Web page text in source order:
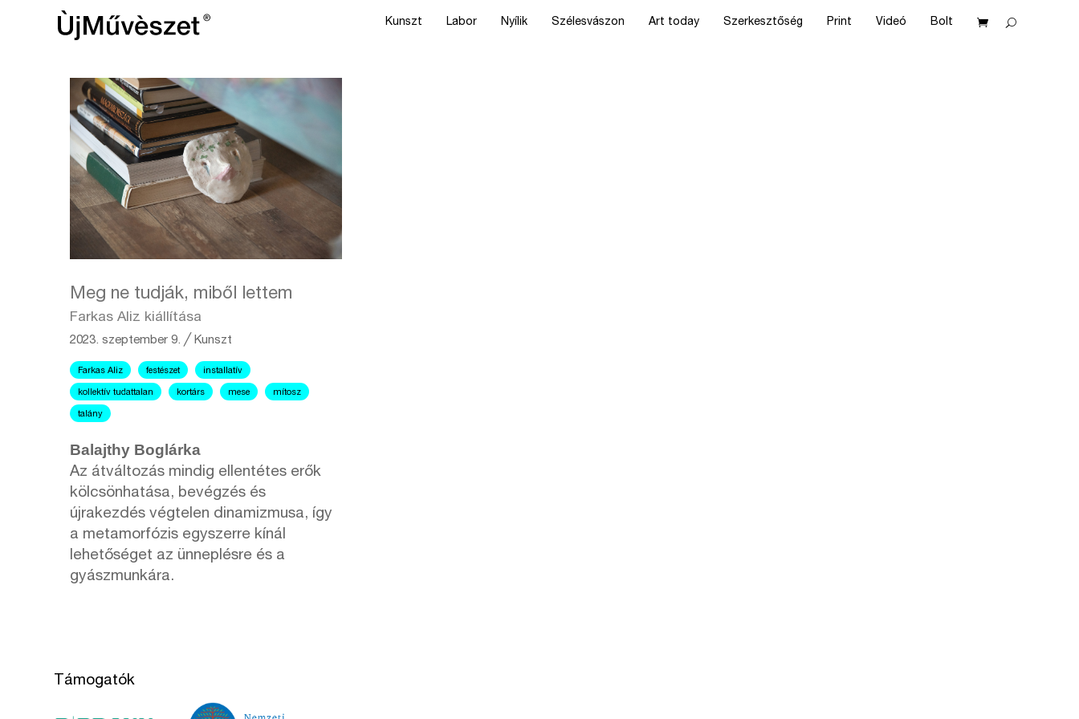
Kunszt Labor Nyílik Szélesvászon Art today Szerkesztőség Print Videó Bolt
Meg ne tudják, miből lettem
Farkas Aliz kiállítása
2023. szeptember 9. ╱Kunszt
Farkas Aliz festészet installatív
kollektív tudattalan kortárs mese mítosz
talány
Balajthy Boglárka
Az átváltozás mindig ellentétes erők
kölcsönhatása, bevégzés és
újrakezdés végtelen dinamizmusa, így
a metamorfózis egyszerre kínál
lehetőséget az ünneplésre és a
gyászmunkára.
Támogatók